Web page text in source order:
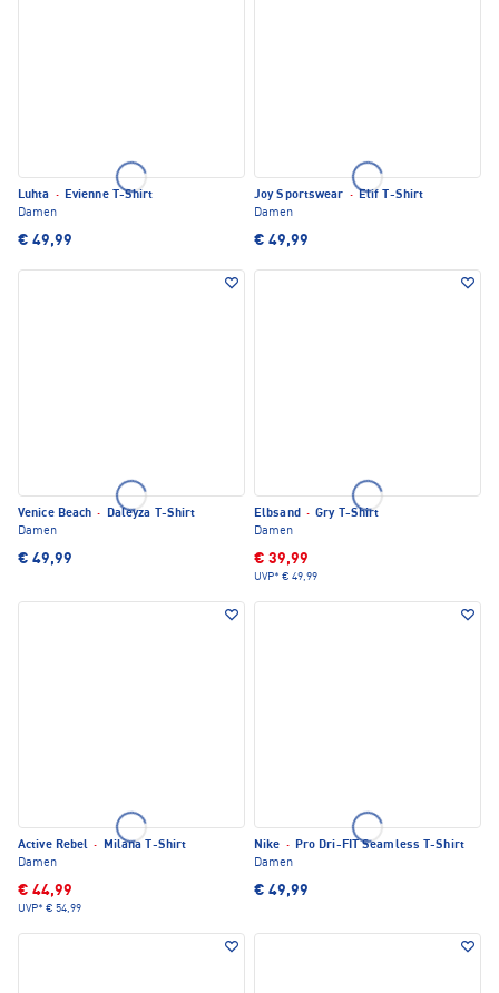
Luhta · Evienne T-Shirt
Damen
€ 49,99
Joy Sportswear · Elif T-Shirt
Damen
€ 49,99
Venice Beach ·
Daleyza T-Shirt
Damen
€ 49,99
Elbsand · Gry T-Shirt
Damen
€ 39,99
UVP* € 49,99
Active Rebel ·
Milana T-Shirt
Damen
€ 44,99
UVP* € 54,99
Nike · Pro Dri-FIT Seamless T-Shirt
Damen
€ 49,99